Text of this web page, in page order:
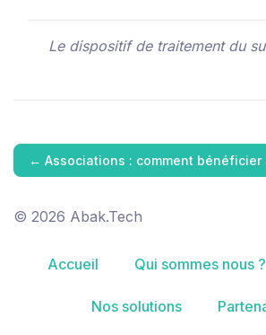
Le dispositif de traitement du
← Associations : comment
© 2026 Abak.Tech
Accueil Qui sommes nous ?
Nos solutions